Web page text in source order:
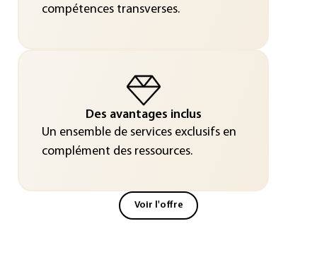
compétences transverses.
Des avantages inclus
Un ensemble de services exclusifs en
complément des ressources.
Voir l'offre